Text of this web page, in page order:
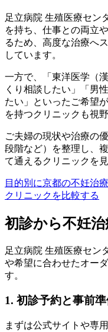
足立病院 生殖医療セン
を持ち、仕事との両立
るため、高度な治療へ
しています。
一方で、「東洋医学（
くり相談したい」「男
たい」といったご希望
を持つクリニックも視
ご夫婦の現状や治療の
段階など）を整理し、
て通えるクリニックを
目的別に京都の不妊治療
クリニックを比較する
初診から不妊
足立病院 生殖医療セン
や希望に合わせたオー
す。
1. 初診予約と事前
まずは公式サイトや専